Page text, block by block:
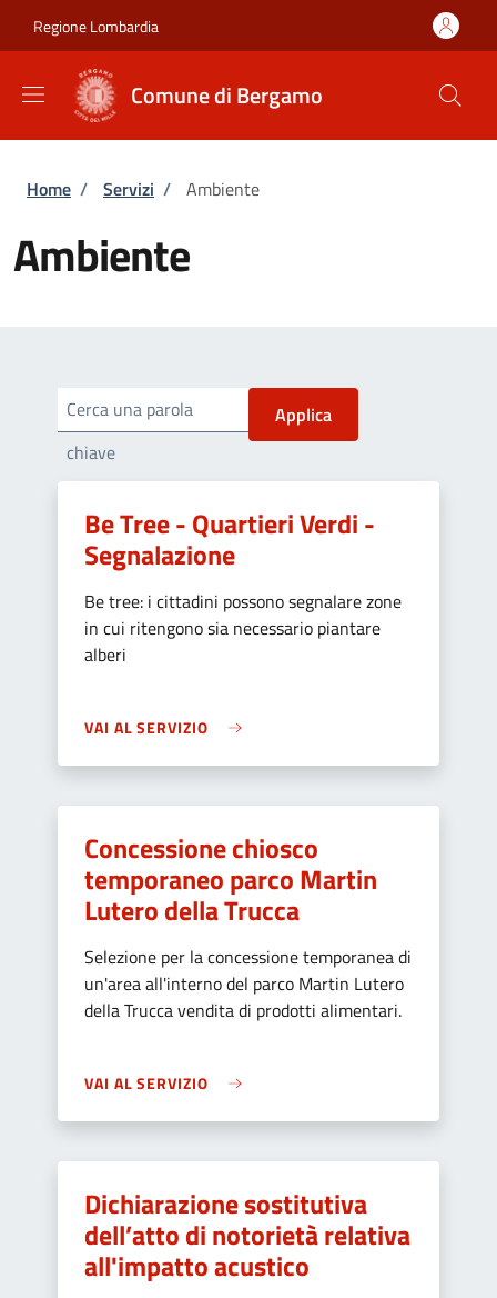
Regione Lombardia
Comune di Bergamo
Briciole di pane
Home / Servizi / Ambiente
Ambiente
Cerca una parola
chiave
Be Tree - Quartieri Verdi -
Segnalazione
Be tree: i cittadini possono segnalare zone
in cui ritengono sia necessario piantare
alberi
VAI AL SERVIZIO
Concessione chiosco
temporaneo parco Martin
Lutero della Trucca
Selezione per la concessione temporanea di
un'area all'interno del parco Martin Lutero
della Trucca vendita di prodotti alimentari.
VAI AL SERVIZIO
Dichiarazione sostitutiva
dell’atto di notorietà relativa
all'impatto acustico